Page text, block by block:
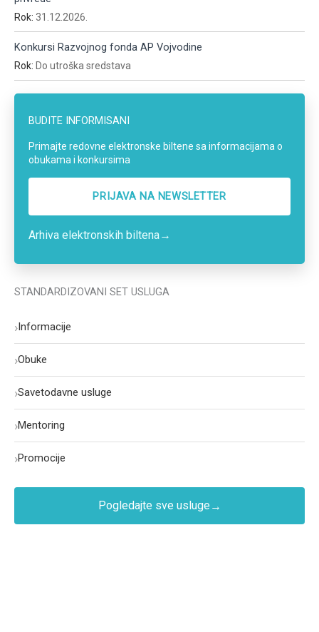
Rok: 31.12.2026.
Konkursi Razvojnog fonda AP Vojvodine
Rok: Do utroška sredstava
BUDITE INFORMISANI
Primajte redovne elektronske biltene sa informacijama o
obukama i konkursima
PRIJAVA NA NEWSLETTER
Arhiva elektronskih biltena→
STANDARDIZOVANI SET USLUGA
›Informacije
›Obuke
›Savetodavne usluge
›Mentoring
›Promocije
Pogledajte sve usluge →